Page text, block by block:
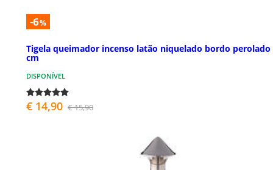
-6%
Tigela queimador incenso latão niquelado bordo perolado
cm
DISPONÍVEL
€ 14,90 € 15,90